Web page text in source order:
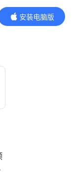
安装电脑版
内容更精彩